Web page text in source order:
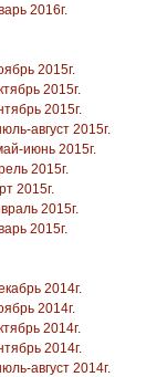
2016г.
2015г.
2015г.
2015г.
август 2015г.
июнь 2015г.
2015г.
2015г.
2015г.
2015г.
2014г.
2014г.
2014г.
2014г.
август 2014г.